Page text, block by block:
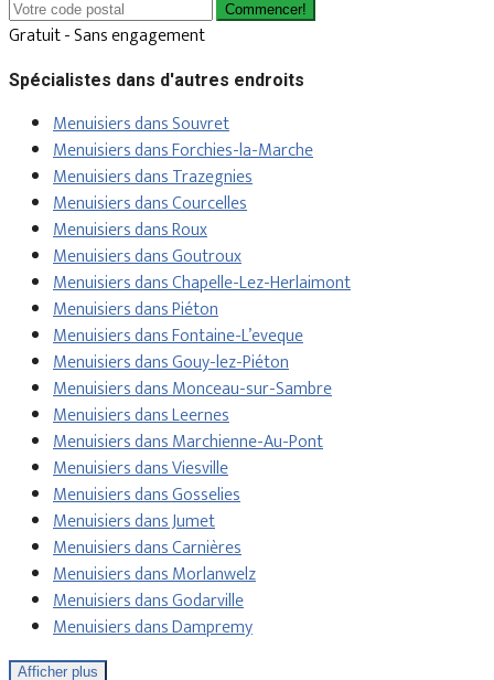
Commencer!
Gratuit - Sans engagement
Spécialistes dans d'autres endroits
Menuisiers dans Souvret
Menuisiers dans Forchies-la-Marche
Menuisiers dans Trazegnies
Menuisiers dans Courcelles
Menuisiers dans Roux
Menuisiers dans Goutroux
Menuisiers dans Chapelle-Lez-Herlaimont
Menuisiers dans Piéton
Menuisiers dans Fontaine-L’eveque
Menuisiers dans Gouy-lez-Piéton
Menuisiers dans Monceau-sur-Sambre
Menuisiers dans Leernes
Menuisiers dans Marchienne-Au-Pont
Menuisiers dans Viesville
Menuisiers dans Gosselies
Menuisiers dans Jumet
Menuisiers dans Carnières
Menuisiers dans Morlanwelz
Menuisiers dans Godarville
Menuisiers dans Dampremy
Afficher plus